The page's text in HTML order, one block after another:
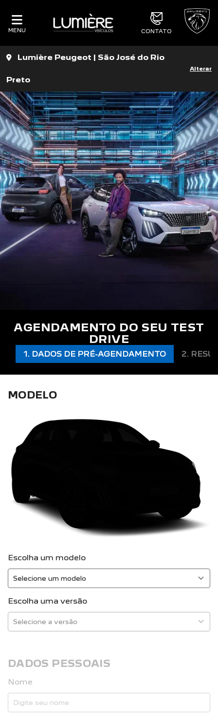
MENU CONTATO
Preto
Alterar
AGENDAMENTO DO SEU TEST
DRIVE
1. DADOS DE PRÉ-AGENDAMENTO 2.
MODELO
Escolha um modelo
Escolha uma versão
DADOS PESSOAIS
Nome